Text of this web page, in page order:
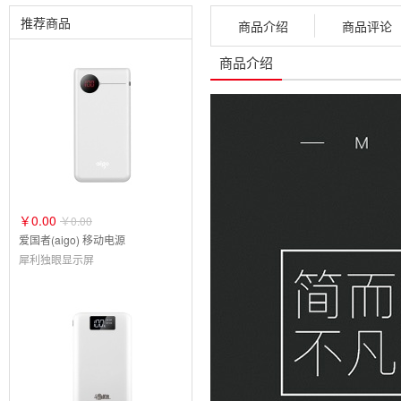
推荐商品
￥0.00 ￥0.00
爱国者(aigo) 移动电源
犀利独眼显示屏
商品介绍 商品评论
商品介绍